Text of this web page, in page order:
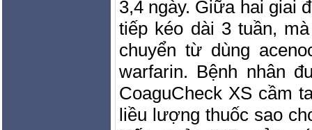
3,4 ngày. Giữa hai giai
tiếp kéo dài 3 tuần,
chuyển từ dùng
warfarin. Bệnh nhân
CoaguCheck XS cầm
liều lượng thuốc sao